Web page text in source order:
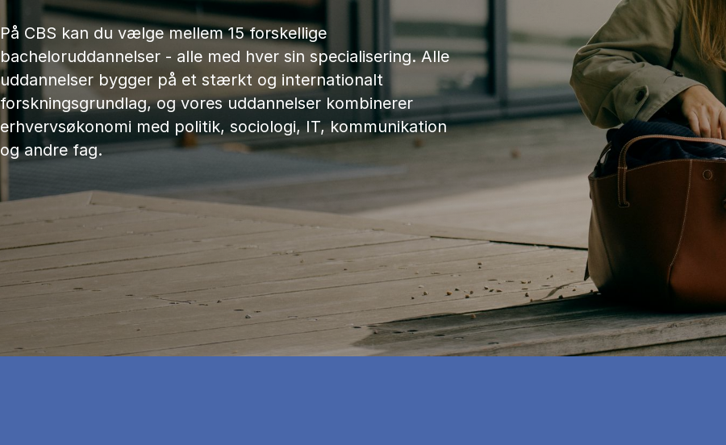
På CBS kan du vælge mellem 15 forskellige
bacheloruddannelser - alle med hver sin specialisering. Alle
uddannelser bygger på et stærkt og internationalt
forskningsgrundlag, og vores uddannelser kombinerer
erhvervsøkonomi med politik, sociologi, IT, kommunikation
og andre fag.